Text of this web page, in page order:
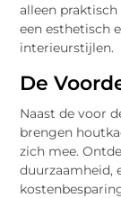
alleen
een esthetisch
interieurstijlen.
De
Naast de voor
brengen
zich mee.
duurzaamheid,